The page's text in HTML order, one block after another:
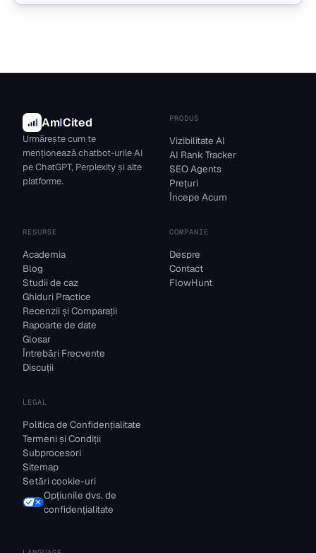
AmICited
Urmărește cum te
menționează chatbot-urile AI
pe ChatGPT, Perplexity și alte
platforme.
PRODUS
Vizibilitate AI
AI Rank Tracker
SEO Agents
Prețuri
Începe Acum
RESURSE
Academia
Blog
Studii de caz
Ghiduri Practice
Recenzii și Comparații
Rapoarte de date
Glosar
Întrebări Frecvente
Discuții
COMPANIE
Despre
Contact
FlowHunt
LEGAL
Politica de Confidențialitate
Termeni și Condiții
Subprocesori
Sitemap
Setări cookie-uri
Opțiunile dvs. de
confidențialitate